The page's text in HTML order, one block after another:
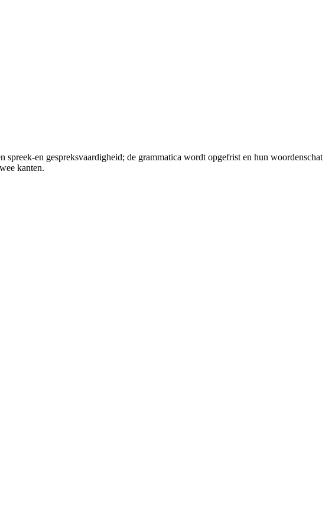
en gespreksvaardigheid; de grammatica wordt opgefrist en hun woordenschat
kanten.